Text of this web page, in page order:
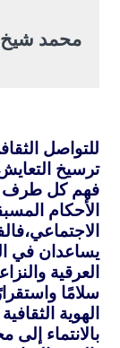
محمد شيخ
للتواصل
ترسيخ
فهم كل طرف
الأحكام
يساعدان في
العرقية
سلامًا
الهوية
بالانتماء